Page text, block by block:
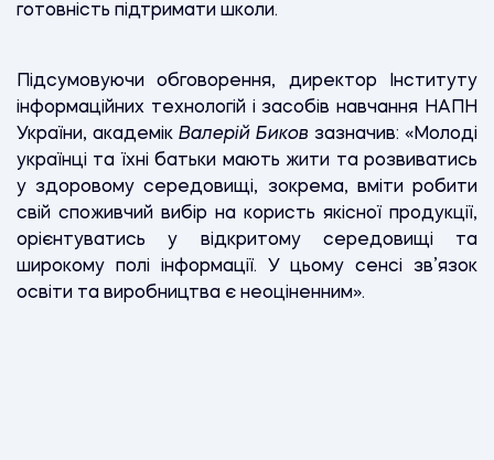
готовність підтримати школи.
Підсумовуючи обговорення, директор Інституту
інформаційних технологій і засобів навчання НАПН
України, академік Валерій Биков зазначив: «Молоді
українці та їхні батьки мають жити та розвиватись
у здоровому середовищі, зокрема, вміти робити
свій споживчий вибір на користь якісної продукції,
орієнтуватись у відкритому середовищі та
широкому полі інформації. У цьому сенсі зв’язок
освіти та виробництва є неоціненним».